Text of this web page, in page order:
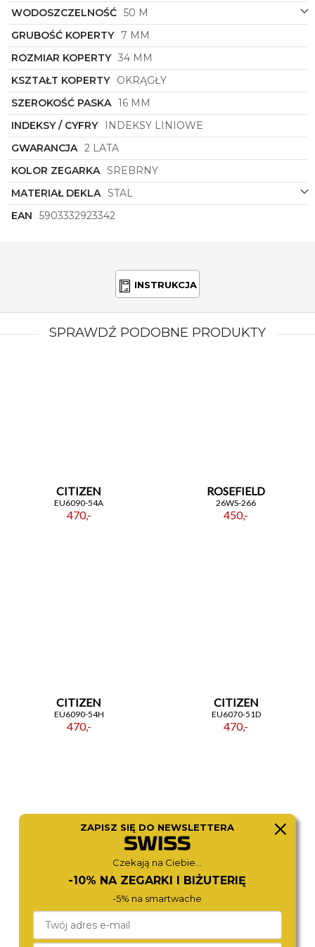
znaczącego dodatku do swojej stylizacji.
Kiedy nosisz zegarek Torii
punktualność, ale także wyrażasz swój wyjątkowy
gust i wrażliwość na piękno. To niezwykły zegarek
dla niezwykłych kobiet, które wiedzą, jak dodatki
mogą odmienić całą stylizację i sprawić, że będą się
wyróżniać w tłumie. Pozwól sobie na luksus i
elegancję z zegarkiemToriiz kolekcji Kessho!
WODOSZCZELNOŚĆ 50 M
GRUBOŚĆ KOPERTY 7 MM
ROZMIAR KOPERTY 34 MM
KSZTAŁT KOPERTY OKRĄGŁY
SZEROKOŚĆ PASKA 16 MM
INDEKSY / CYFRY
INDEKSY LINIOWE
GWARANCJA 2 LATA
KOLOR ZEGARKA SREBRNY
MATERIAŁ DEKLA STAL
EAN
5903332923342
INSTRUKCJA
SPRAWDŹ PODOBNE PRODUKTY
CITIZEN
EU6090-54A
470,-
ROSEFIELD
26WS-266
450,-
CITIZEN
EU6090-54H
470,-
CITIZEN
EU6070-51D
470,-
BERING
11028-904
460,-
TORII
390,-
ZAPISZ SIĘ DO NEWSLETTERA
Czekają na Ciebie...
-10% NA ZEGARKI I BIŻUTERIĘ
-5% na smartwache